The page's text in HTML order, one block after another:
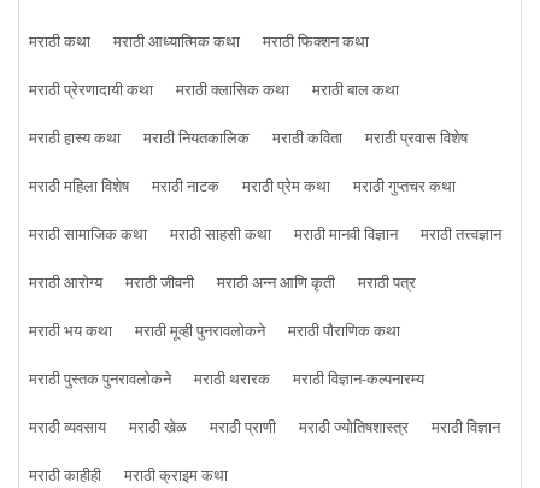
मराठी कथा मराठी आध्यात्मिक कथा
मराठी फिक्शन कथा
मराठी प्रेरणादायी कथा
मराठी क्लासिक कथा
मराठी बाल कथा
मराठी हास्य कथा
मराठी नियतकालिक मराठी कविता
मराठी प्रवास विशेष
मराठी महिला विशेष
मराठी नाटक मराठी प्रेम कथा
मराठी गुप्तचर कथा
मराठी सामाजिक कथा
मराठी साहसी कथा मराठी मानवी विज्ञान
मराठी तत्त्वज्ञान
मराठी आरोग्य
मराठी जीवनी मराठी अन्न आणि कृती
मराठी पत्र
मराठी भय कथा
मराठी मूव्ही पुनरावलोकने
मराठी पौराणिक कथा
मराठी पुस्तक पुनरावलोकने
मराठी थरारक
मराठी विज्ञान-कल्पनारम्य
मराठी व्यवसाय
मराठी खेळ मराठी प्राणी मराठी ज्योतिषशास्त्र
मराठी विज्ञान
मराठी काहीही
मराठी क्राइम कथा